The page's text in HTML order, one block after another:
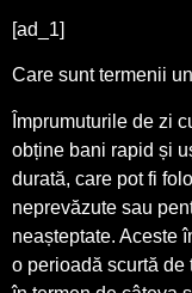
[ad_1]
Care sunt termenii
Împrumuturile de zi
obține bani rapid și
durată, care pot fi
neprevăzute sau
neașteptate. Aceste
o perioadă scurtă de